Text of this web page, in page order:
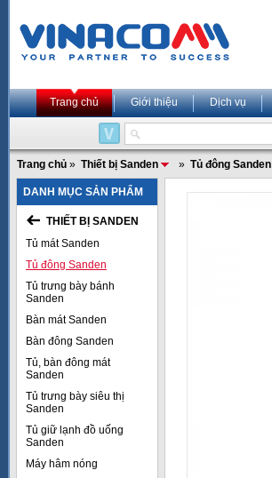
Trang chủ Giới thiệu Dịch vụ
Trang chủ » Thiết bị Sanden » Tủ đông Sanden
DANH MỤC SẢN PHẨM
THIẾT BỊ SANDEN
Tủ mát Sanden
Tủ đông Sanden
Tủ trưng bày bánh
Sanden
Bàn mát Sanden
Bàn đông Sanden
Tủ, bàn đông mát
Sanden
Tủ trưng bày siêu thị
Sanden
Tủ giữ lạnh đồ uống
Sanden
Máy hâm nóng